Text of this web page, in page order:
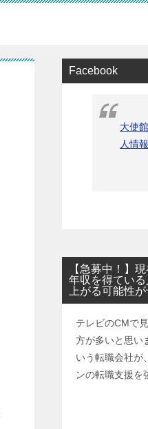
Facebook
大使
人情報
【急募中！】
年収を得てい
上がる可能性
テレビのCMで
方が多いと思い
いう転職会社が
ンの転職支援を